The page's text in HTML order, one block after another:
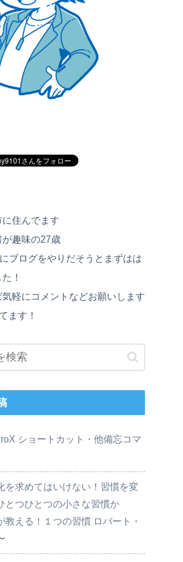
住んでます
趣味の27歳
ブログをやりだそうとまずはは
！
気軽にコメントなどお願いします
ます！
ショートカット・他備忘コマ
を求めてはいけない！習慣を変
とつひとつの小さな習慣か
教える！１つの習慣 ロバート・